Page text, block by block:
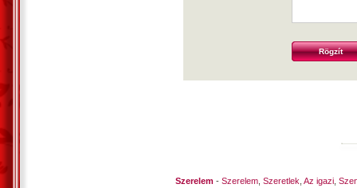
Szerelem - Szerelem Szeretlek Az igazi